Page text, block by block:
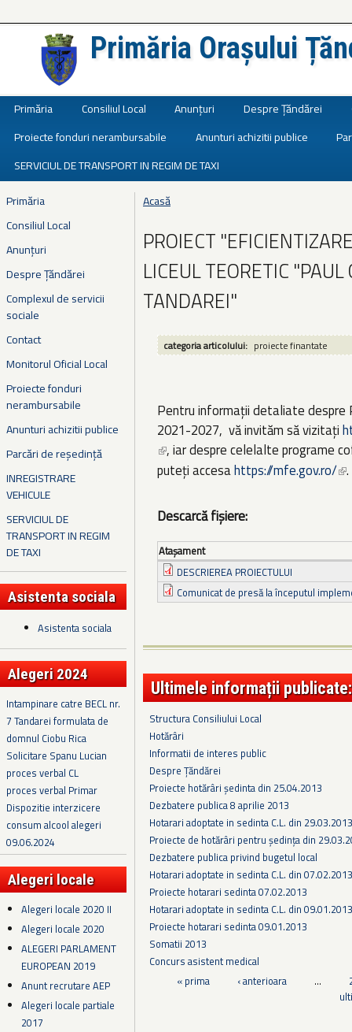
Primăria Orașului
Primăria Consiliul Local Anunțuri Despre Țăndărei
Proiecte fonduri nerambursabile
Anunturi achizitii publice
SERVICIUL DE TRANSPORT IN REGIM DE TAXI
Primăria
Consiliul Local
Anunțuri
Despre Țăndărei
Complexul de servicii
sociale
Contact
Monitorul Oficial Local
Proiecte fonduri
nerambursabile
Anunturi achizitii publice
Parcări de reședință
INREGISTRARE
VEHICULE
SERVICIUL DE
TRANSPORT IN REGIM
DE TAXI
Asistenta sociala
Asistenta sociala
Alegeri 2024
Intampinare catre BECL nr.
7 Tandarei formulata de
domnul Ciobu Rica
Solicitare Spanu Lucian
proces verbal CL
proces verbal Primar
Dispozitie interzicere
consum alcool alegeri
09.06.2024
Alegeri locale
Alegeri locale 2020 II
Alegeri locale 2020
ALEGERI PARLAMENT
EUROPEAN 2019
Anunt recrutare AEP
Alegeri locale partiale
2017
Eşti aici
Acasă
PROIECT
LICEUL TEORETIC "PAUL
TANDAREI"
categoria articolului: proiecte finantate
Pentru informații detaliate despre
2021-2027, vă invităm să vizitați
(link is external)
, iar despre celelalte programe
puteți accesahttps://mfe.gov.ro/ .
Descarcă fișiere:
Ataşament
DESCRIEREA PROIECTULUI
Comunicat de presă la începutul
Ultimele informații publicate:
Structura Consiliului Local
Hotărâri
Informatii de interes public
Despre Țăndărei
Proiecte hotărâri ședinta din 25.04.2013
Dezbatere publica 8 aprilie 2013
Hotarari adoptate in sedinta C.L. din 29.03.2013
Proiecte de hotărâri pentru ședința din
Dezbatere publica privind bugetul local
Hotarari adoptate in sedinta C.L. din 07.02.2013
Proiecte hotarari sedinta 07.02.2013
Hotarari adoptate in sedinta C.L. din 09.01.2013
Proiecte hotarari sedinta 09.01.2013
Somatii 2013
Concurs asistent medical
Pagini
« prima ‹ anterioara …